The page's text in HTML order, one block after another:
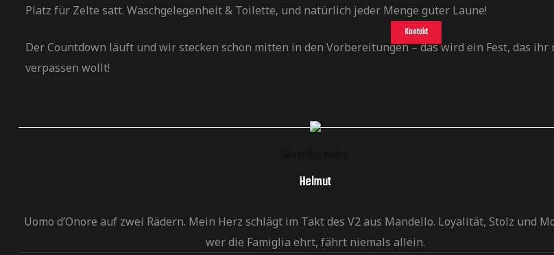
Kontakt
Platz für Zelte satt. Waschgelegenheit & Toilette, und natürlich jeder Menge guter Laune!
Der Countdown läuft und wir stecken schon mitten in den Vorbereitungen – das wird ein Fest, das ihr
verpassen wollt!
Helmut
Uomo d’Onore auf zwei Rädern. Mein Herz schlägt im Takt des V2 aus Mandello. Loyalität, Stolz und
wer die Famiglia ehrt, fährt niemals allein.